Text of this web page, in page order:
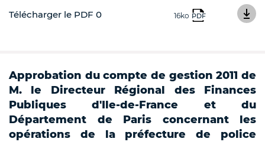
Télécharger le PDF 0 16ko PDF
Approbation du compte de gestion 2011 de
M. le Directeur Régional des Finances
Publiques d'Ile-de-France et du
Département de Paris concernant les
opérations de la préfecture de police